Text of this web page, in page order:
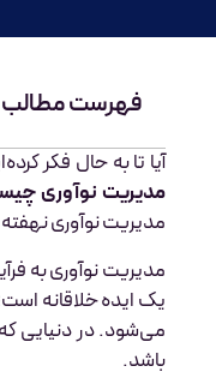
فهرست مطالب
آیا تا به حال فکر
مدیریت نوآوری چیس
مدیریت نوآوری
مدیریت نوآوری به
یک ایده خلاقانه
می‌شود. در دنیایی
باشد.